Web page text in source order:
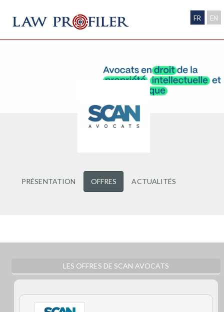
FR EN
PRÉSENTATION OFFRES ACTUALITÉS
LES OFFRES DE SCAN AVOCATS